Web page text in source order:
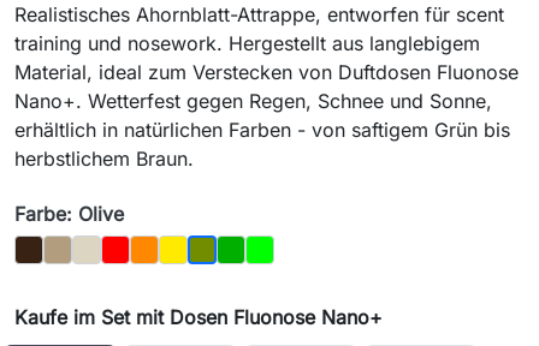
Realistisches Ahornblatt-Attrappe, entworfen für scent
training und nosework. Hergestellt aus langlebigem
Material, ideal zum Verstecken von Duftdosen Fluonose
Nano+. Wetterfest gegen Regen, Schnee und Sonne,
erhältlich in natürlichen Farben - von saftigem Grün bis
herbstlichem Braun.
Farbe: Olive
BraunEicheKnochen
RotOrange
GelbOliveDunkelgrün
Light_Green
Kaufe im Set mit Dosen Fluonose Nano+